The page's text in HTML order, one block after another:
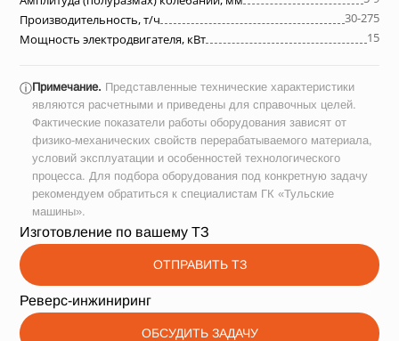
Производительность, т/ч
30-275
Мощность электродвигателя, кВт
15
ⓘПримечание. Представленные технические характеристики
являются расчетными и приведены для справочных целей.
Фактические показатели работы оборудования зависят от
физико-механических свойств перерабатываемого материала,
условий эксплуатации и особенностей технологического
процесса. Для подбора оборудования под конкретную задачу
рекомендуем обратиться к специалистам ГК «Тульские
машины».
Изготовление по вашему ТЗ
ОТПРАВИТЬ ТЗ
Реверс-инжиниринг
ОБСУДИТЬ ЗАДАЧУ